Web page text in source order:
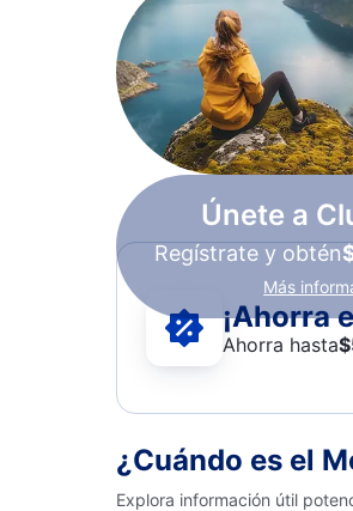
Únete a
Regístrate y obtén
Más
¡Ahorra
Ahorra hasta$
¿Cuándo es el
Explora información útil